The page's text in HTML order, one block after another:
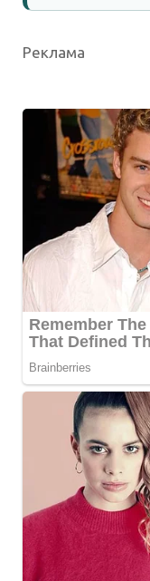
Реклама